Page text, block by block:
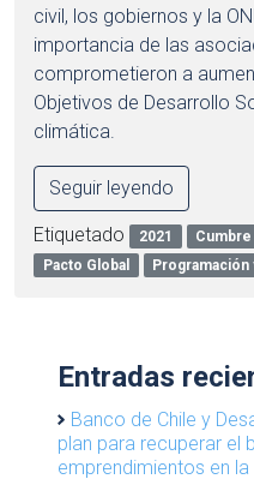
civil, los gobiernos y la
importancia de las
comprometieron a
Objetivos de Desarrollo
climática.
Seguir leyendo
Etiquetado 2021
Pacto Global
Programación
Entradas
Banco de Chile y
plan para recuperar el
emprendimientos en